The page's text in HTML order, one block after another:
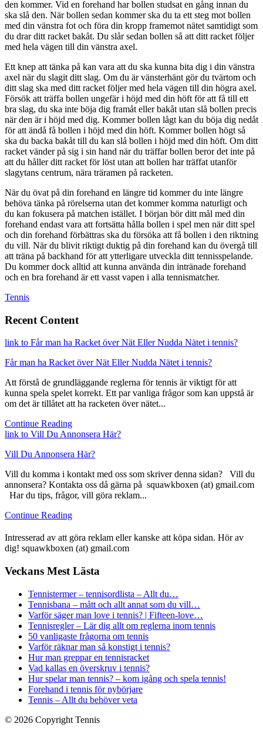
den kommer. Vid en forehand har bollen studsat en gång innan du
ska slå den. När bollen sedan kommer ska du ta ett steg mot bollen
med din vänstra fot och föra din kropp framemot nätet samtidigt som
du drar ditt racket bakåt. Du slår sedan bollen så att ditt racket följer
med hela vägen till din vänstra axel.
Ett knep att tänka på kan vara att du ska kunna bita dig i din vänstra
axel när du slagit ditt slag. Om du är vänsterhänt gör du tvärtom och
ditt slag ska med ditt racket följer med hela vägen till din högra axel.
Försök att träffa bollen ungefär i höjd med din höft för att få till ett
bra slag, du ska inte böja dig framåt eller bakåt utan slå bollen precis
när den är i höjd med dig. Kommer bollen lågt kan du böja dig nedåt
för att ändå få bollen i höjd med din höft. Kommer bollen högt så
ska du backa bakåt till du kan slå bollen i höjd med din höft. Om ditt
racket vänder på sig i sin hand när du träffar bollen beror det inte på
att du håller ditt racket för löst utan att bollen har träffat utanför
slagytans centrum, nära träramen på racketen.
När du övat på din forehand en längre tid kommer du inte längre
behöva tänka på rörelserna utan det kommer komma naturligt och
du kan fokusera på matchen istället. I början bör ditt mål med din
forehand endast vara att fortsätta hålla bollen i spel men när ditt spel
och din forehand förbättras ska du försöka att få bollen i den riktning
du vill. När du blivit riktigt duktig på din forehand kan du övergå till
att träna på backhand för att ytterligare utveckla ditt tennisspelande.
Du kommer dock alltid att kunna använda din intränade forehand
och en bra forehand är ett vasst vapen i alla tennismatcher.
Tennis
Recent Content
link to Får man ha Racket över Nät Eller Nudda Nätet i tennis?
Får man ha Racket över Nät Eller Nudda Nätet i tennis?
Att förstå de grundläggande reglerna för tennis är viktigt för att
kunna spela spelet korrekt. Ett par vanliga frågor som kan uppstå är
om det är tillåtet att ha racketen över nätet...
Continue Reading
link to Vill Du Annonsera Här?
Vill Du Annonsera Här?
Vill du komma i kontakt med oss som skriver denna sidan? Vill du
annonsera? Kontakta oss då gärna på squawkboxen (at) gmail.com
Har du tips, frågor, vill göra reklam...
Continue Reading
Intresserad av att göra reklam eller kanske att köpa sidan. Hör av
dig! squawkboxen (at) gmail.com
Veckans Mest Lästa
Tennistermer – tennisordlista – Allt du…
Tennisbana – mått och allt annat som du vill…
Varför säger man love i tennis? | Fifteen-love…
Tennisregler – Lär dig allt om reglerna inom tennis
50 vanligaste frågorna om tennis
Varför räknar man så konstigt i tennis?
Hur man greppar en tennisracket
Vad kallas en överskruv i tennis?
Hur spelar man tennis? – kom igång och spela tennis!
Forehand i tennis för nybörjare
Tennis – Allt du behöver veta
© 2026 Copyright Tennis